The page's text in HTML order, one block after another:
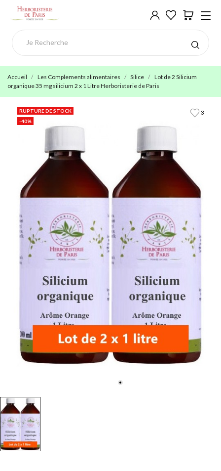
Accueil Les Complements alimentaires Silice
Lot de 2 Silicium
organique 35 mg silicium 2 x 1 Litre Herboristerie de Paris
3
RUPTURE DE STOCK
-40%